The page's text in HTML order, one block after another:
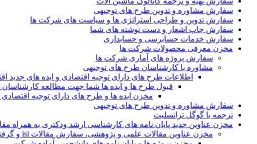
سفارش مشاوره و تدوین طرح های توجیهی
سفارش تدوین و طراحی استراتژی ها و سیاست های شرکت ها
سفارش چاپ اشعار و دست نوشته های شما
سفارش خدمات حسابرسی و حسابداری
مخزن معرفی محصولات شرکت ها
سفارش پروژه های آماری شرکت ها
مشاوره با کارشناسان طرح های توجیهی
اطلاعات طرح های دارای توجیه اقتصادی و ایده های جدید
قبول طرح ها و ایده ها شما جهت مطالعه
مخزن ایده ها و طرح های دارای توجیه اقتصادی
سفارش مشاوره و تدوین طرح های توجیهی
ترجمه با گوگل ترانسلیت
مخزن عناوین جدید پایان نامه های کارشناسی ارشد ودکتری به همراه
مخزن عناوین مقالات علمی و پژوهشی، سفارش مقالات isi و گرفتن اکسپت